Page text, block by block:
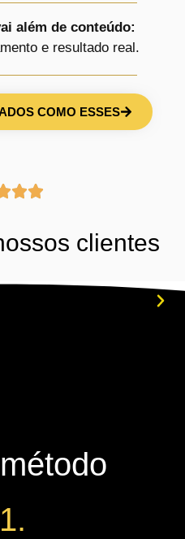
além de conteúdo:
e resultado real.
COMO ESSES
clientes